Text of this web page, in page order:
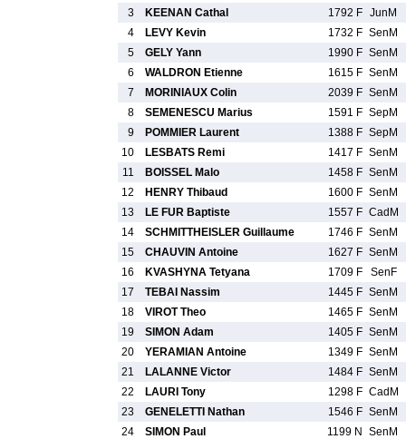
3
KEENAN Cathal 1792 F JunM
4
LEVY Kevin 1732 F SenM
5
GELY Yann 1990 F SenM
6
WALDRON Etienne 1615 F SenM
7
MORINIAUX Colin 2039 F SenM
8
SEMENESCU Marius 1591 F SepM
9
POMMIER Laurent 1388 F SepM
10
LESBATS Remi 1417 F SenM
11
BOISSEL Malo 1458 F SenM
12
HENRY Thibaud 1600 F SenM
13
LE FUR Baptiste 1557 F CadM
14
SCHMITTHEISLER Guillaume 1746 F SenM
15
CHAUVIN Antoine 1627 F SenM
16
KVASHYNA Tetyana 1709 F
SenF
17
TEBAI Nassim 1445 F SenM
18
VIROT Theo 1465 F SenM
19
SIMON Adam 1405 F SenM
20
YERAMIAN Antoine 1349 F SenM
21
LALANNE Victor 1484 F SenM
22
LAURI Tony 1298 F CadM
23
GENELETTI Nathan 1546 F SenM
24
SIMON Paul 1199 N
SenM